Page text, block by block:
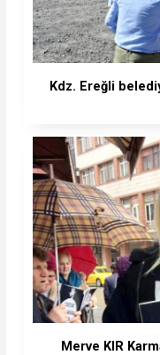
Kdz. Ereğli
Merve KIR